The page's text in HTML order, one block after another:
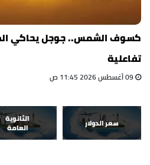
كسوف الشمس.. جوجل يحاكي
تفاعلية
سعر الدولار
الثانوية
العامة